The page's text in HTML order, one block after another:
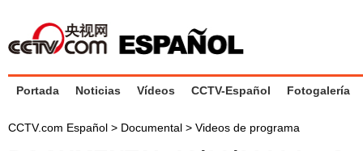
Portada Noticias Vídeos CCTV-Español Fotogalería
CCTV.com Español > Documental > Videos de programa